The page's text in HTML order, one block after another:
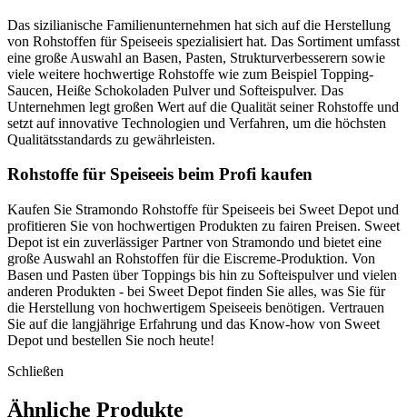
Das sizilianische Familienunternehmen hat sich auf die Herstellung
von Rohstoffen für Speiseeis spezialisiert hat. Das Sortiment umfasst
eine große Auswahl an Basen, Pasten, Strukturverbesserern sowie
viele weitere hochwertige Rohstoffe wie zum Beispiel Topping-
Saucen, Heiße Schokoladen Pulver und Softeispulver. Das
Unternehmen legt großen Wert auf die Qualität seiner Rohstoffe und
setzt auf innovative Technologien und Verfahren, um die höchsten
Qualitätsstandards zu gewährleisten.
Rohstoffe für Speiseeis beim Profi kaufen
Kaufen Sie Stramondo Rohstoffe für Speiseeis bei Sweet Depot und
profitieren Sie von hochwertigen Produkten zu fairen Preisen. Sweet
Depot ist ein zuverlässiger Partner von Stramondo und bietet eine
große Auswahl an Rohstoffen für die Eiscreme-Produktion. Von
Basen und Pasten über Toppings bis hin zu Softeispulver und vielen
anderen Produkten - bei Sweet Depot finden Sie alles, was Sie für
die Herstellung von hochwertigem Speiseeis benötigen. Vertrauen
Sie auf die langjährige Erfahrung und das Know-how von Sweet
Depot und bestellen Sie noch heute!
Schließen
Ähnliche Produkte